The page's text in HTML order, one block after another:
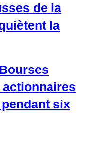
de la
la
six